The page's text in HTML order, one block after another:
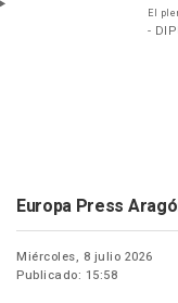
El
-
Europa Press
Miércoles, 8 julio 2026
Publicado: 15:58